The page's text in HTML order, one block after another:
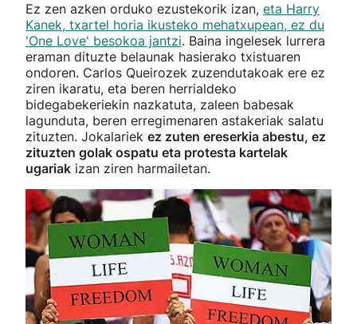
Ez zen azken orduko ezustekorik izan, eta Harry
Kanek, txartel horia ikusteko mehatxupean, ez du
'One Love' besokoa jantzi. Baina ingelesek lurrera
eraman dituzte belaunak hasierako txistuaren
ondoren. Carlos Queirozek zuzendutakoak ere ez
ziren ikaratu, eta beren herrialdeko
bidegabekeriekin nazkatuta, zaleen babesak
lagunduta, beren erregimenaren astakeriak salatu
zituzten. Jokalariek ez zuten ereserkia abestu, ez
zituzten golak ospatu eta protesta kartelak
ugariak izan ziren harmailetan.